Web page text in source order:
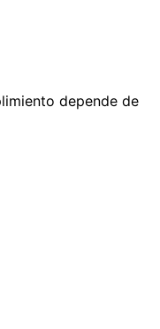
depende de